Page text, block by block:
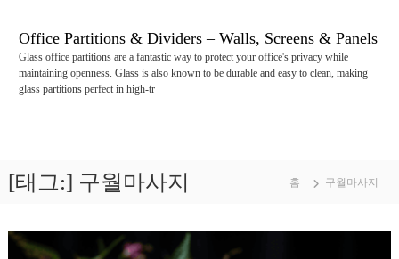
Office Partitions & Dividers – Walls, Screens & Panels
Glass office partitions are a fantastic way to protect your office's privacy while
maintaining openness. Glass is also known to be durable and easy to clean, making
glass partitions perfect in high-tr
[태그:] 구월마사지 홈 구월마사지